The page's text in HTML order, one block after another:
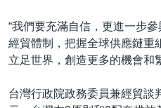
“我們要充滿自信，更進一步
經貿體制，把握全球供應鏈重
立足世界，創造更多的機會和
台灣行政院政務委員兼經貿談